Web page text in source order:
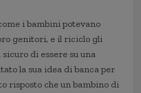
i bambini potevano
genitori, e il riciclo gli
di essere su una
la sua idea di banca per
risposto che un bambino di